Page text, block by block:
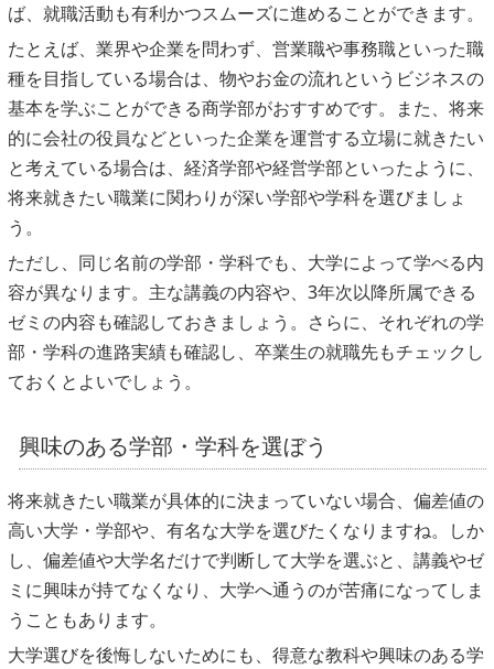
ば、就職活動も有利かつスムーズに進めることができます。
たとえば、業界や企業を問わず、営業職や事務職といった職
種を目指している場合は、物やお金の流れというビジネスの
基本を学ぶことができる商学部がおすすめです。また、将来
的に会社の役員などといった企業を運営する立場に就きたい
と考えている場合は、経済学部や経営学部といったように、
将来就きたい職業に関わりが深い学部や学科を選びましょ
う。
ただし、同じ名前の学部・学科でも、大学によって学べる内
容が異なります。主な講義の内容や、3年次以降所属できる
ゼミの内容も確認しておきましょう。さらに、それぞれの学
部・学科の進路実績も確認し、卒業生の就職先もチェックし
ておくとよいでしょう。
興味のある学部・学科を選ぼう
将来就きたい職業が具体的に決まっていない場合、偏差値の
高い大学・学部や、有名な大学を選びたくなりますね。しか
し、偏差値や大学名だけで判断して大学を選ぶと、講義やゼ
ミに興味が持てなくなり、大学へ通うのが苦痛になってしま
うこともあります。
大学選びを後悔しないためにも、得意な教科や興味のある学